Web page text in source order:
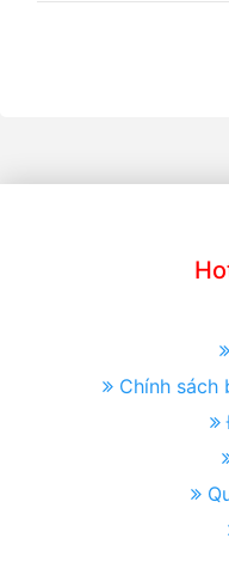
Chính sách